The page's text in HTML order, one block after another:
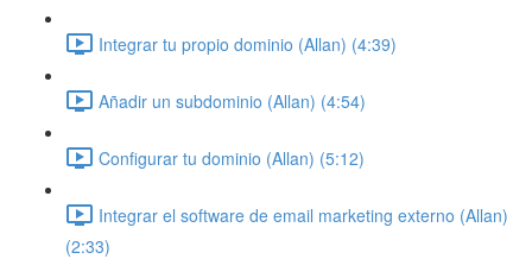
Integrar tu propio dominio (Allan) (4:39)
Añadir un subdominio (Allan) (4:54)
Configurar tu dominio (Allan) (5:12)
Integrar el software de email marketing externo (Allan)
(2:33)